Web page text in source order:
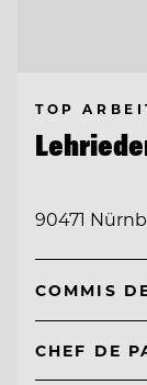
TOP
90471
COMMIS
CHEF DE